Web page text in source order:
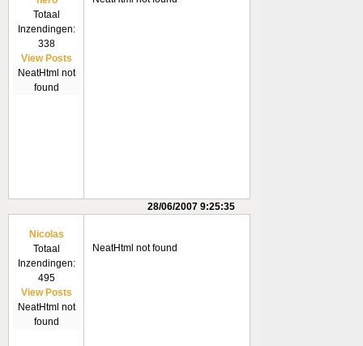
Totaal
Inzendingen:
338
View Posts
NeatHtml not
found
28/06/2007 9:25:35
Nicolas
Totaal
Inzendingen:
495
View Posts
NeatHtml not
found
NeatHtml not found